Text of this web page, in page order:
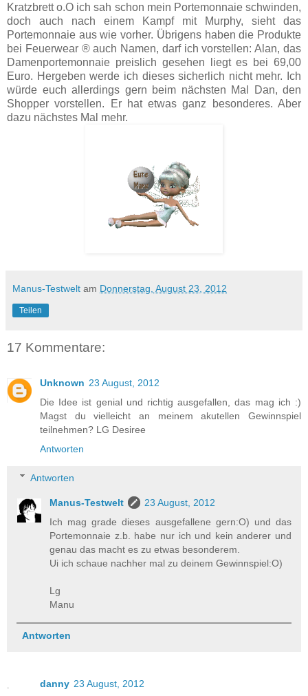
Kratzbrett o.O ich sah schon mein Portemonnaie schwinden,
doch auch nach einem Kampf mit Murphy, sieht das
Portemonnaie aus wie vorher. Übrigens haben die Produkte
bei Feuerwear ® auch Namen, darf ich vorstellen: Alan, das
Damenportemonnaie preislich gesehen liegt es bei 69,00
Euro. Hergeben werde ich dieses sicherlich nicht mehr. Ich
würde euch allerdings gern beim nächsten Mal Dan, den
Shopper vorstellen. Er hat etwas ganz besonderes. Aber
dazu nächstes Mal mehr.
Manus-Testwelt am Donnerstag, August 23, 2012
Teilen
17 Kommentare:
Unknown 23 August, 2012
Die Idee ist genial und richtig ausgefallen, das mag ich :)
Magst du vielleicht an meinem akutellen Gewinnspiel
teilnehmen? LG Desiree
Antworten
Antworten
Manus-Testwelt
23 August, 2012
Ich mag grade dieses ausgefallene gern:O) und das
Portemonnaie z.b. habe nur ich und kein anderer und
genau das macht es zu etwas besonderem.
Ui ich schaue nachher mal zu deinem Gewinnspiel:O)
Lg
Manu
Antworten
danny 23 August, 2012